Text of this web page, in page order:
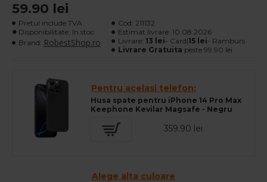
59.90 lei
Pretul include TVA
Disponibilitate: In stoc
Brand: RobestShop.ro
Cod: 211132
Estimat livrare: 10.08.2026
Livrare: 13 lei- Card|15 lei- Ramburs
Livrare Gratuita peste 99.90 lei
Pentru acelasi telefon:
Husa spate pentru iPhone 14 Pro Max
Keephone Kevilar Magsafe - Negru
359.90 lei
Alege alta culoare